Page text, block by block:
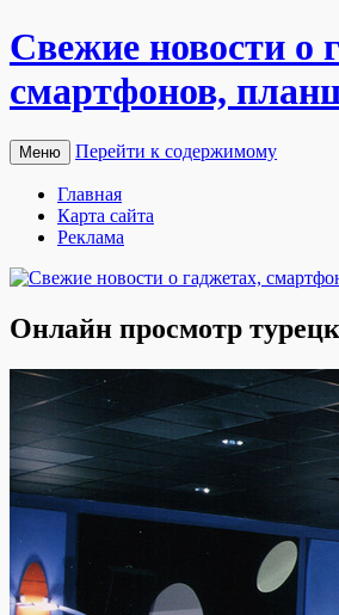
Свежие новости о
смартфонов,
Меню Перейти к содержимому
Главная
Карта сайта
Реклама
Онлайн просмотр